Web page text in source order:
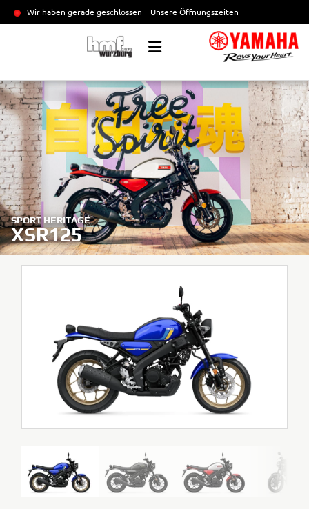
Wir haben gerade geschlossen Unsere Öffnungszeiten
SPORT HERITAGE
XSR125